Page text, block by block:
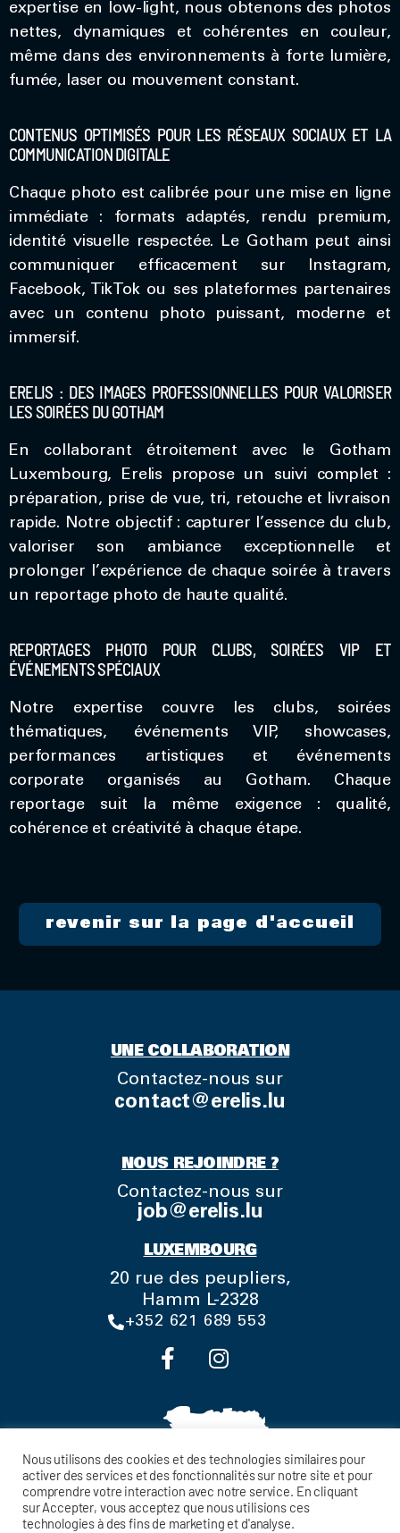
expertise en low-light, nous obtenons des photos
nettes, dynamiques et cohérentes en couleur,
même dans des environnements à forte lumière,
fumée, laser ou mouvement constant.
CONTENUS OPTIMISÉS POUR LES RÉSEAUX SOCIAUX ET LA
COMMUNICATION DIGITALE
Chaque photo est calibrée pour une mise en ligne
immédiate : formats adaptés, rendu premium,
identité visuelle respectée. Le Gotham peut ainsi
communiquer efficacement sur Instagram,
Facebook, TikTok ou ses plateformes partenaires
avec un contenu photo puissant, moderne et
immersif.
ERELIS : DES IMAGES PROFESSIONNELLES POUR VALORISER
LES SOIRÉES DU GOTHAM
En collaborant étroitement avec le Gotham
Luxembourg, Erelis propose un suivi complet :
préparation, prise de vue, tri, retouche et livraison
rapide. Notre objectif : capturer l’essence du club,
valoriser son ambiance exceptionnelle et
prolonger l’expérience de chaque soirée à travers
un reportage photo de haute qualité.
REPORTAGES PHOTO POUR CLUBS, SOIRÉES VIP ET
ÉVÉNEMENTS SPÉCIAUX
Notre expertise couvre les clubs, soirées
thématiques, événements VIP, showcases,
performances artistiques et événements
corporate organisés au Gotham. Chaque
reportage suit la même exigence : qualité,
cohérence et créativité à chaque étape.
revenir sur la page d'accueil
UNE COLLABORATION
Contactez-nous sur
contact@erelis.lu
NOUS REJOINDRE ?
Contactez-nous sur
job@erelis.lu
LUXEMBOURG
20 rue des peupliers,
Hamm L-2328
+352 621 689 553
Nous utilisons des cookies et des technologies similaires pour
activer des services et des fonctionnalités sur notre site et pour
comprendre votre interaction avec notre service. En cliquant
sur Accepter, vous acceptez que nous utilisions ces
technologies à des fins de marketing et d'analyse.